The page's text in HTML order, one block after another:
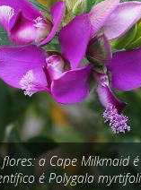
a Cape Milkmaid
é Polygala